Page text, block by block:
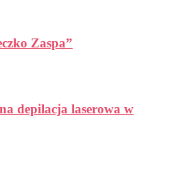
Zaspa”
depilacja laserowa w